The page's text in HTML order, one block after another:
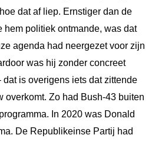
dat af liep. Ernstiger dan de
hem politiek ontmande, was dat
agenda had neergezet voor zijn
was hij zonder concreet
dat is overigens iets dat zittende
overkomt. Zo had Bush-43 buiten
In 2020 was Donald
De Republikeinse Partij had